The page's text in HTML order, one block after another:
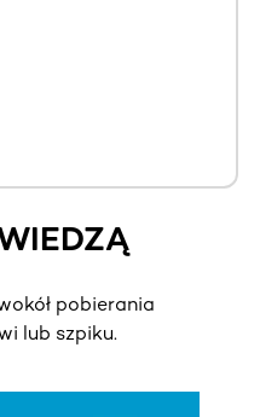
pobierania
lub szpiku.